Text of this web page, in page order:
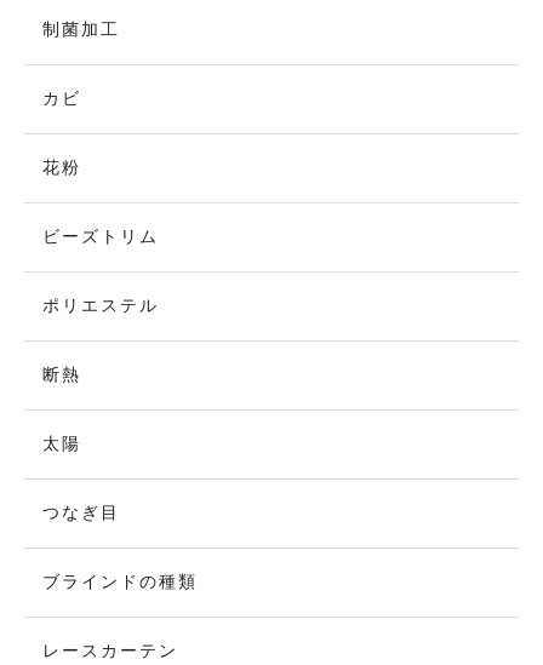
制菌加工
カビ
花粉
ビーズトリム
ポリエステル
断熱
太陽
つなぎ目
ブラインドの種類
レースカーテン